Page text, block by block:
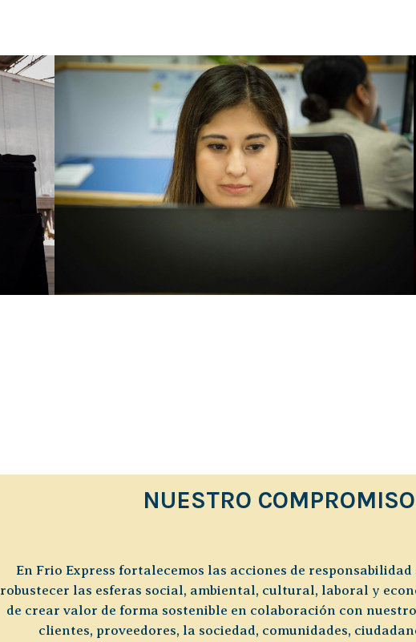
NUESTRO COMPROMISO
En Frio Express fortalecemos las acciones de
robustecer las esferas social, ambiental, cultural, laboral y
de crear valor de forma sostenible en colaboración con
clientes, proveedores, la sociedad, comunidades,